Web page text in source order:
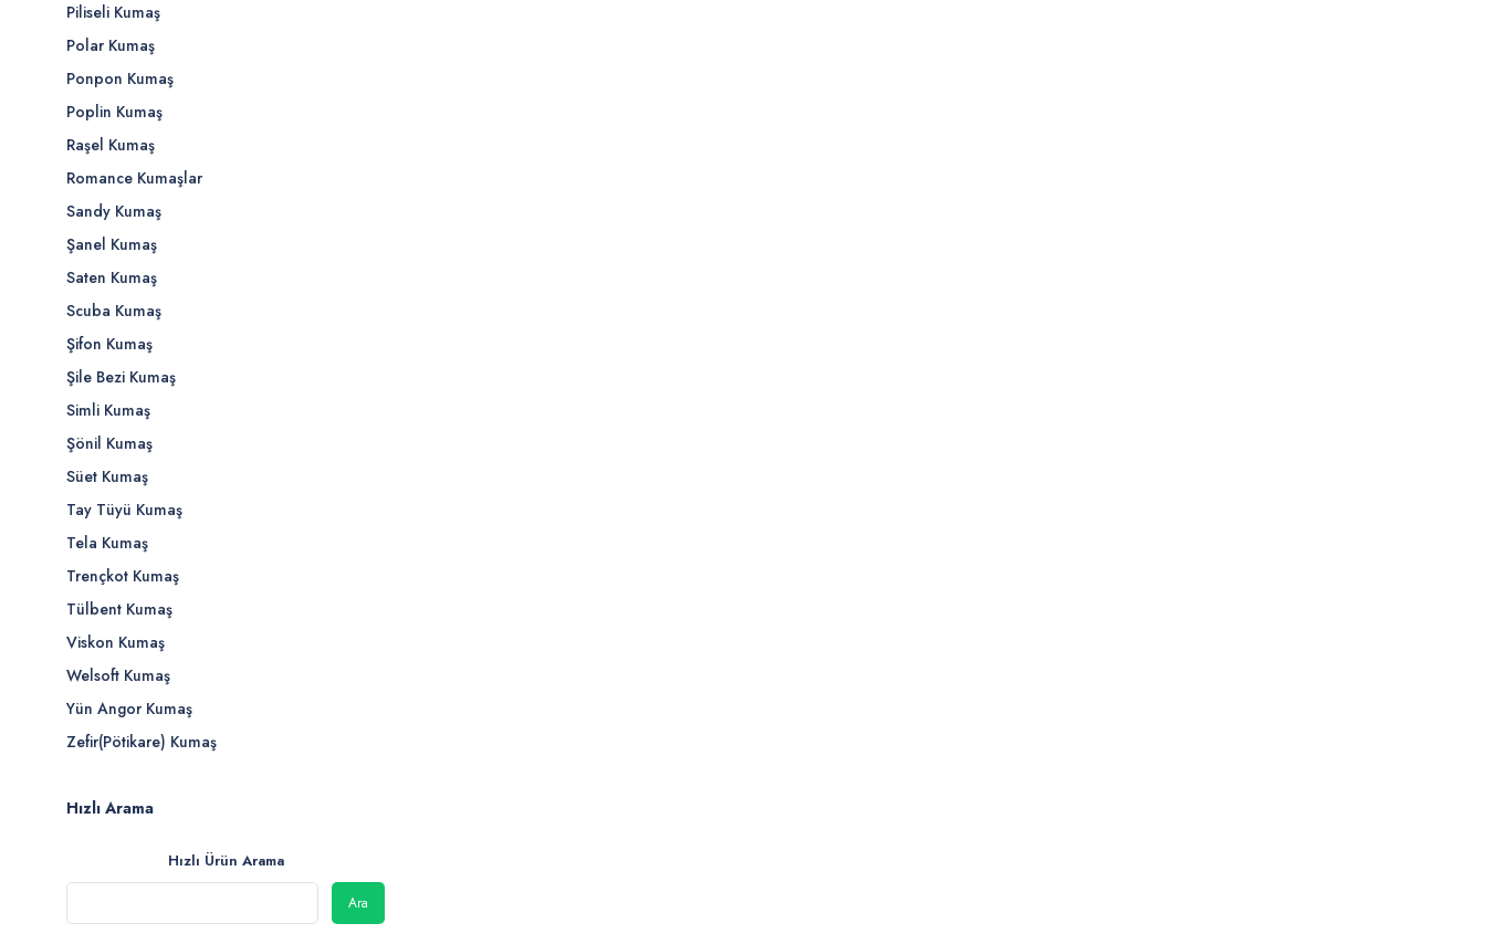
Piliseli Kumaş
Polar Kumaş
Ponpon Kumaş
Poplin Kumaş
Raşel Kumaş
Romance Kumaşlar
Sandy Kumaş
Şanel Kumaş
Saten Kumaş
Scuba Kumaş
Şifon Kumaş
Şile Bezi Kumaş
Simli Kumaş
Şönil Kumaş
Süet Kumaş
Tay Tüyü Kumaş
Tela Kumaş
Trençkot Kumaş
Tülbent Kumaş
Viskon Kumaş
Welsoft Kumaş
Yün Angor Kumaş
Zefir(Pötikare) Kumaş
Hızlı Arama
Hızlı Ürün Arama
Ara